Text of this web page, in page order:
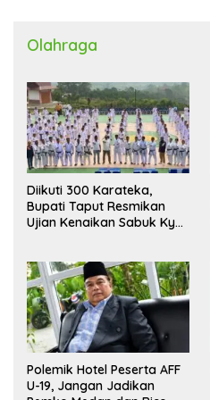
Olahraga
Diikuti 300 Karateka,
Bupati Taput Resmikan
Ujian Kenaikan Sabuk Kyu
Polemik Hotel Peserta AFF
U-19, Jangan Jadikan